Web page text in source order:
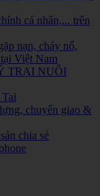
cá nhân,... trên
nạn, cháy nổ,
Việt Nam
TRẠI NUÔI
chuyển giao &
chia sẻ